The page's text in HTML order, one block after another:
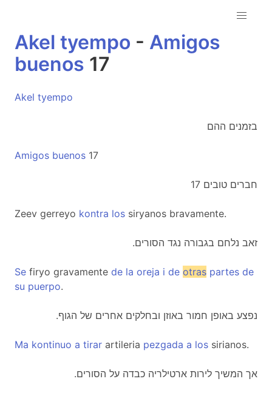
Akel tyempo - Amigos
buenos 17
Akel tyempo
בזמנים ההם
Amigos buenos 17
חברים טובים 17
Zeev gerreyo kontra los siryanos bravamente.
.זאב נלחם בגבורה נגד הסורים
Se firyo gravamente de la oreja i de otras partes de
su puerpo.
.נפצע באופן חמור באוזן ובחלקים אחרים של הגוף
Ma kontinuo a tirar artileria pezgada a los sirianos.
.אך המשיך לירות ארטילריה כבדה על הסורים